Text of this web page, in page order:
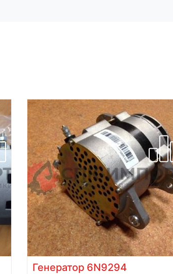
Генератор 6N9294